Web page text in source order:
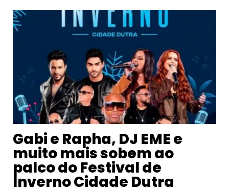
Gabi e Rapha, DJ EME e
muito mais sobem ao
palco do Festival de
Inverno Cidade Dutra